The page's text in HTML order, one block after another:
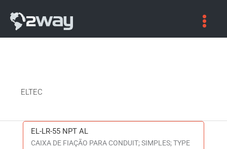
ELTEC
EL-LR-55 NPT AL
CAIXA DE FIAÇÃO PARA CONDUIT; SIMPLES; TYPE
EL-
LR-